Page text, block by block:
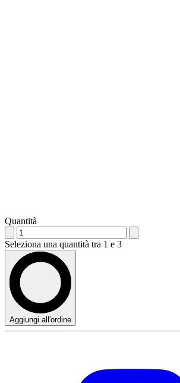
Quantità
Seleziona una quantità tra 1 e 3
Aggiungi all'ordine